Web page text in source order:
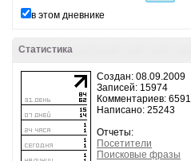
в этом дневнике
Статистика
Создан: 08.09.2009
Записей: 15974
Комментариев: 6591
Написано: 25243
Отчеты:
Посетители
Поисковые фразы